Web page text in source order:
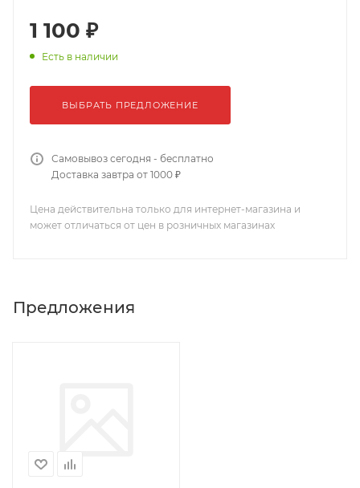
1 100 ₽
Есть в наличии
ВЫБРАТЬ ПРЕДЛОЖЕНИЕ
Самовывоз сегодня - бесплатно
Доставка завтра от 1000 ₽
Цена действительна только для интернет-магазина и
может отличаться от цен в розничных магазинах
Предложения